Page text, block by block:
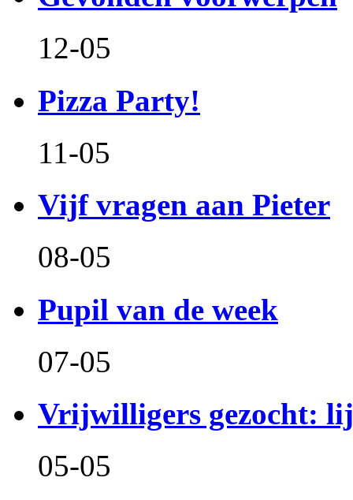
12-05
Pizza Party!
11-05
Vijf vragen aan Pieter
08-05
Pupil van de week
07-05
Vrijwilligers gezocht:
05-05